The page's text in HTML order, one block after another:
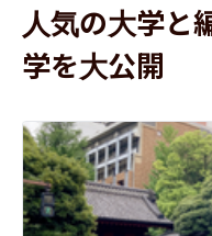
人気の大学と
学を大公開